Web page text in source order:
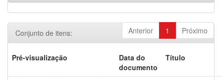
Anterior 1 Próximo
Conjunto de itens:
Pré-visualização
Data do
documento
Título